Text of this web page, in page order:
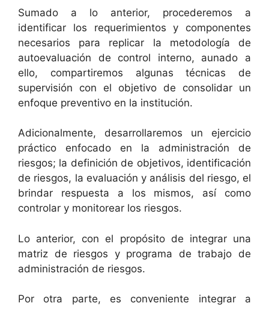
Sumado a lo anterior, procederemos a
identificar los requerimientos y componentes
necesarios para replicar la metodología de
autoevaluación de control interno, aunado a
ello, compartiremos algunas técnicas de
supervisión con el objetivo de consolidar un
enfoque preventivo en la institución.
Adicionalmente, desarrollaremos un ejercicio
práctico enfocado en la administración de
riesgos; la definición de objetivos, identificación
de riesgos, la evaluación y análisis del riesgo, el
brindar respuesta a los mismos, así como
controlar y monitorear los riesgos.
Lo anterior, con el propósito de integrar una
matriz de riesgos y programa de trabajo de
administración de riesgos.
Por otra parte, es conveniente integrar a